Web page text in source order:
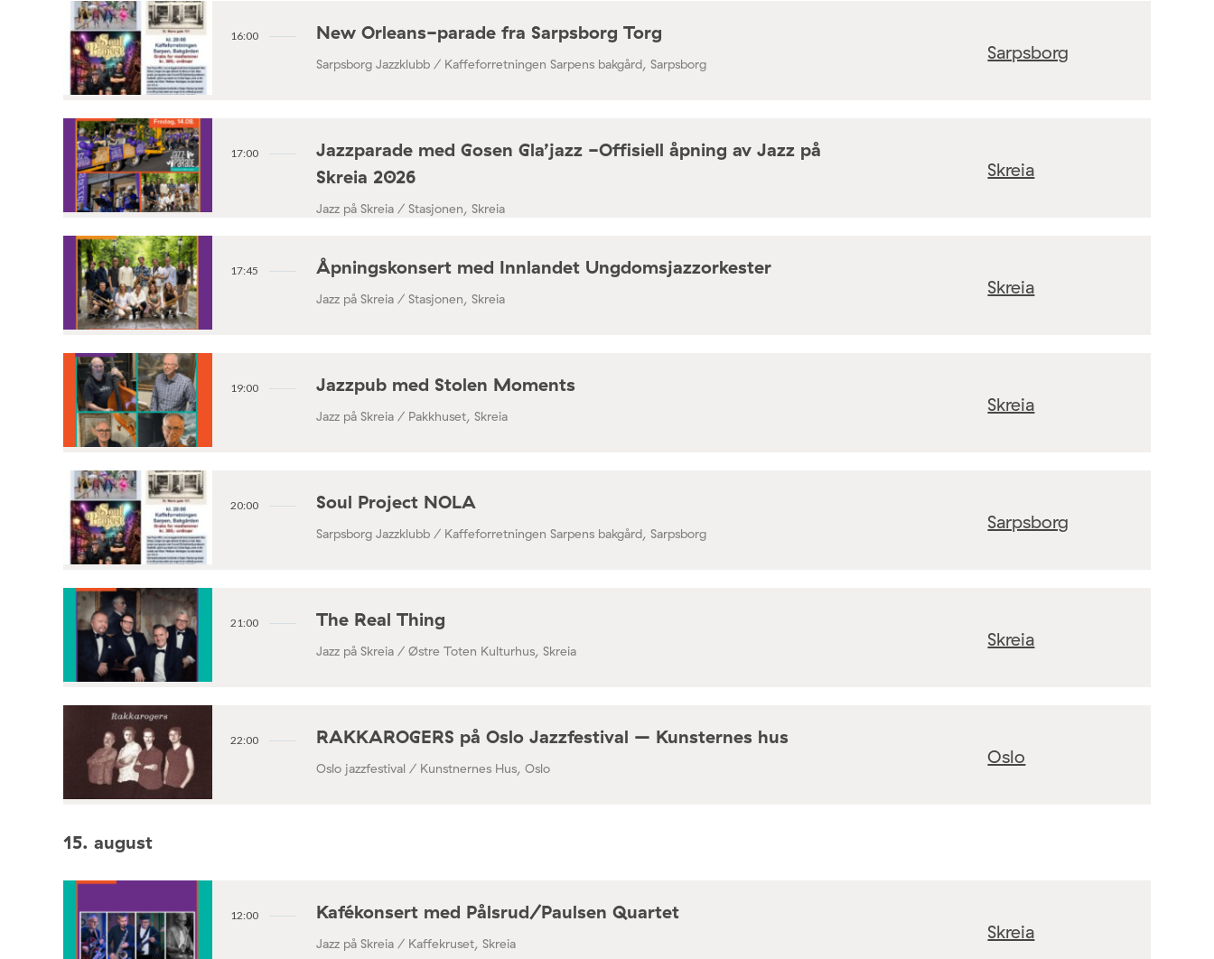
16:00 New Orleans-parade fra Sarpsborg Torg
Sarpsborg Jazzklubb / Kaffeforretningen Sarpens bakgård, Sarpsborg
Sarpsborg
17:00
Jazzparade med Gosen Gla’jazz -Offisiell åpning av Jazz på
Skreia 2026
Jazz på Skreia / Stasjonen, Skreia
Skreia
17:45 Åpningskonsert med Innlandet Ungdomsjazzorkester
Jazz på Skreia / Stasjonen, Skreia
Skreia
19:00 Jazzpub med Stolen Moments
Jazz på Skreia / Pakkhuset, Skreia
Skreia
20:00 Soul Project NOLA
Sarpsborg Jazzklubb / Kaffeforretningen Sarpens bakgård, Sarpsborg
Sarpsborg
21:00 The Real Thing
Jazz på Skreia / Østre Toten Kulturhus, Skreia
Skreia
22:00 RAKKAROGERS på Oslo Jazzfestival – Kunsternes hus
Oslo jazzfestival / Kunstnernes Hus, Oslo
Oslo
15. august
12:00 Kafékonsert med Pålsrud/Paulsen Quartet
Jazz på Skreia / Kaffekruset, Skreia
Skreia